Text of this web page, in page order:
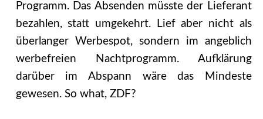
Programm. Das Absenden müsste der Lieferant
bezahlen, statt umgekehrt. Lief aber nicht als
überlanger Werbespot, sondern im angeblich
werbefreien Nachtprogramm. Aufklärung
darüber im Abspann wäre das Mindeste
gewesen. So what, ZDF?